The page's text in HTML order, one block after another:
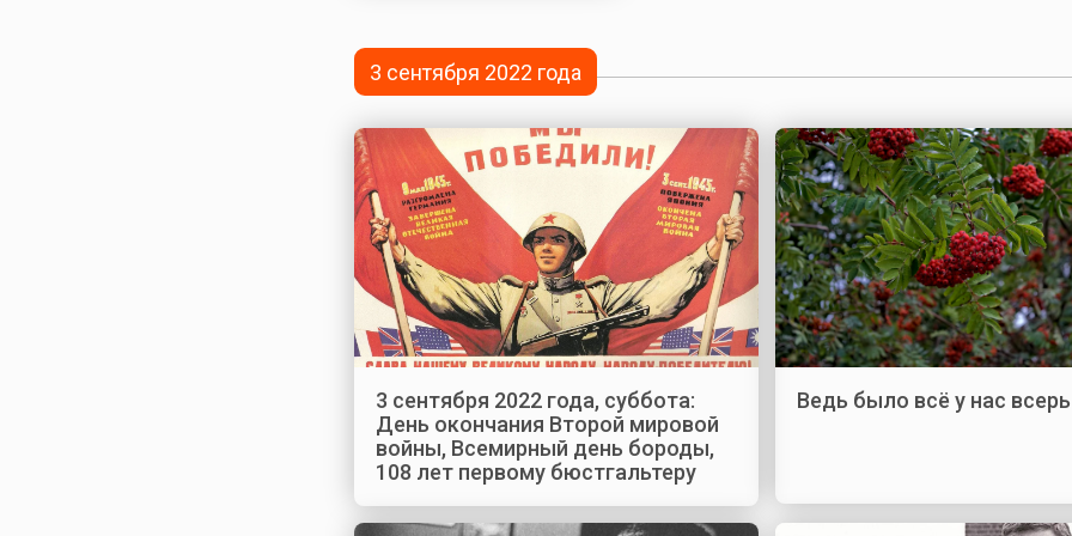
3 сентября 2022 года
3 сентября 2022 года, суббота:
День окончания Второй мировой
войны, Всемирный день бороды,
108 лет первому бюстгальтеру
Ведь было всё у нас